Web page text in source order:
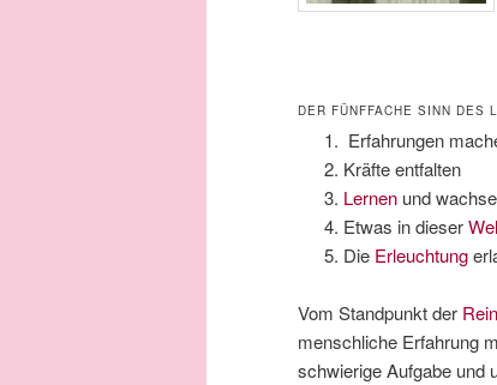
DER FÜNFFACHE SINN DES
Erfahrungen
Kräfte entfalten
Lernenund
Etwas in dieser
Die Erleuchtung
Vom Standpunkt der
menschliche Erfahrung
schwierige Aufgabe und